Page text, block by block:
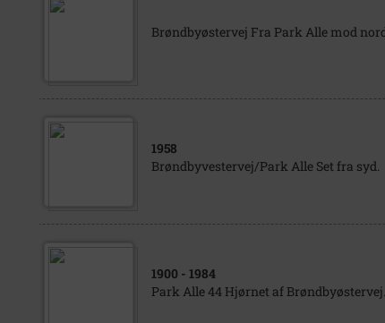
Brøndbyøstervej Fra Park Alle mod
1958
Brøndbyvestervej/Park Alle Set fra syd.
1900 - 1984
Park Alle 44 Hjørnet af Brøndbyøstervej.